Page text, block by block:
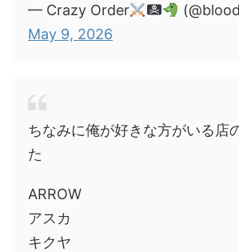
— Crazy Order
May 9, 2026
ちなみに俺が好きな方がいる店
た
ARROW
アスカ
キクヤ